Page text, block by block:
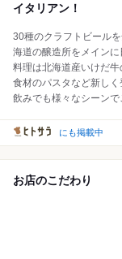
イタリアン！
30種のクラフトビール
海道の醸造所をメイン
料理は北海道産いけだ
食材のパスタなど新し
飲みでも様々なシーンで
にも掲載中
お店のこだわり